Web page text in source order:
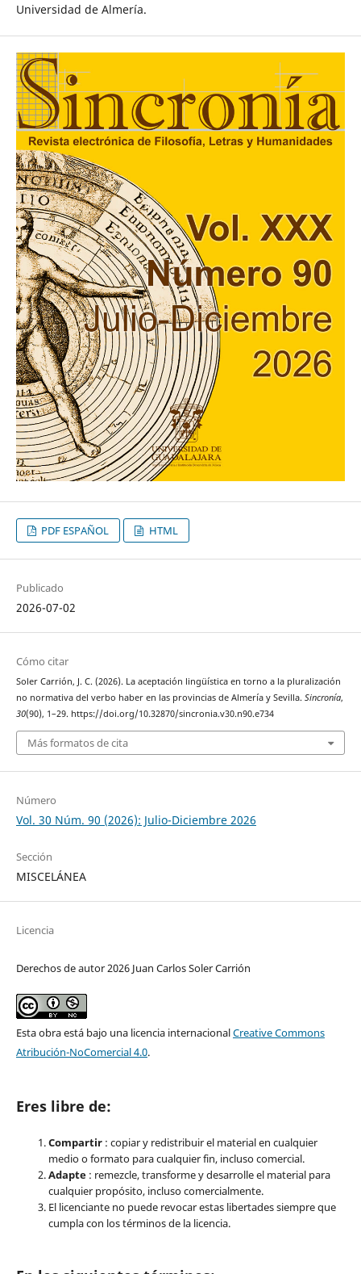
Universidad de Almería.
PDF ESPAÑOL HTML
Publicado
2026-07-02
Cómo citar
Soler Carrión, J. C. (2026). La aceptación lingüística en torno a la pluralización
no normativa del verbo haber en las provincias de Almería y Sevilla. Sincronía,
30(90), 1–29. https://doi.org/10.32870/sincronia.v30.n90.e734
Más formatos de cita
Número
Vol. 30 Núm. 90 (2026): Julio-Diciembre 2026
Sección
MISCELÁNEA
Licencia
Derechos de autor 2026 Juan Carlos Soler Carrión
Esta obra está bajo una licencia internacionalCreative Commons
Atribución-NoComercial 4.0.
Eres libre de:
Compartir : copiar y redistribuir el material en cualquier
medio o formato para cualquier fin, incluso comercial.
Adapte : remezcle, transforme y desarrolle el material para
cualquier propósito, incluso comercialmente.
El licenciante no puede revocar estas libertades siempre que
cumpla con los términos de la licencia.